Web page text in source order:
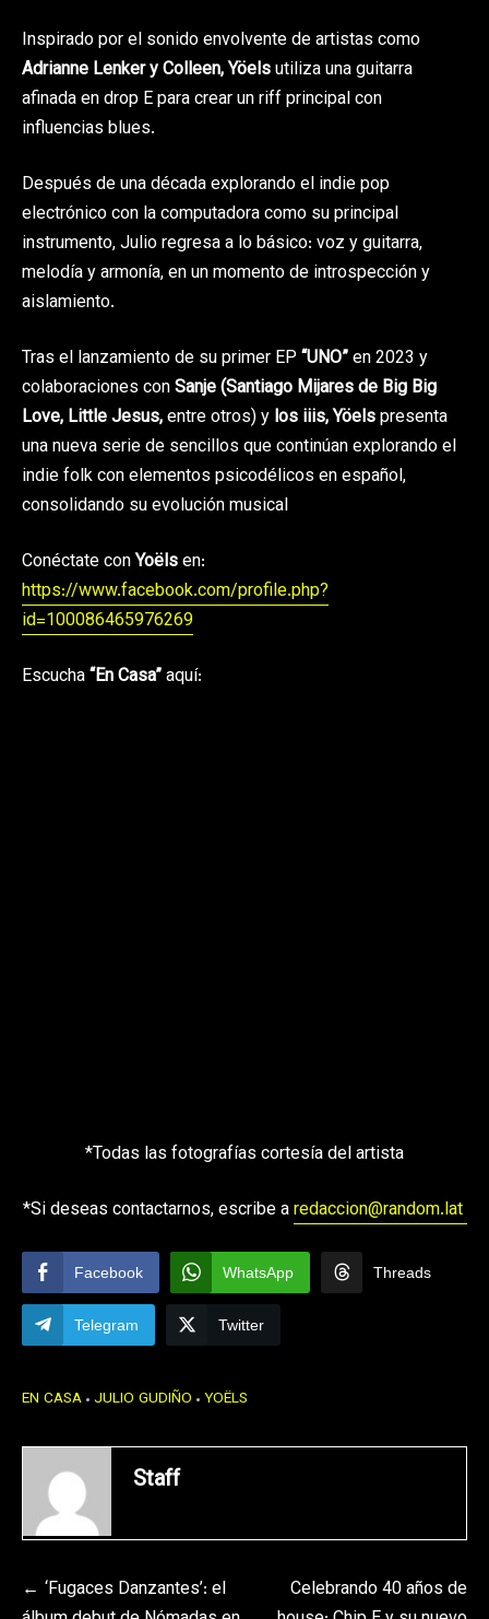
Inspirado por el sonido envolvente de artistas como
Adrianne Lenker y Colleen, Yöelsutiliza una guitarra
afinada en drop E para crear un riff principal con
influencias blues.
Después de una década explorando el indie pop
electrónico con la computadora como su principal
instrumento, Julio regresa a lo básico: voz y guitarra,
melodía y armonía, en un momento de introspección y
aislamiento.
Tras el lanzamiento de su primer EP “UNO”en 2023 y
colaboraciones conSanje (Santiago Mijares de Big Big
Love, Little Jesus,entre otros) y los iiis, Yöelspresenta
una nueva serie de sencillos que continúan explorando el
indie folk con elementos psicodélicos en español,
consolidando su evolución musical
Conéctate conYoëlsen:
https://www.facebook.com/profile.php?
id=100086465976269
Escucha“En Casa”aquí:
*Todas las fotografías cortesía del artista
*Si deseas contactarnos, escribe aredaccion@random.lat
Facebook WhatsApp Threads
Telegram Twitter
EN CASA JULIO GUDIÑO YOËLS
Staff
Navegación
‘Fugaces Danzantes’: el
Celebrando 40 años de